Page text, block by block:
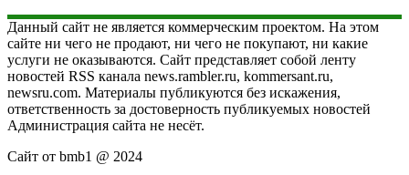
Данный сайт не является коммерческим проектом. На этом
сайте ни чего не продают, ни чего не покупают, ни какие
услуги не оказываются. Сайт представляет собой ленту
новостей RSS канала news.rambler.ru, kommersant.ru,
newsru.com. Материалы публикуются без искажения,
ответственность за достоверность публикуемых новостей
Администрация сайта не несёт.
Сайт от bmb1 @ 2024